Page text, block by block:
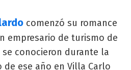
comenzó su romance
empresario de turismo de
se conocieron durante la
ese año en Villa Carlo